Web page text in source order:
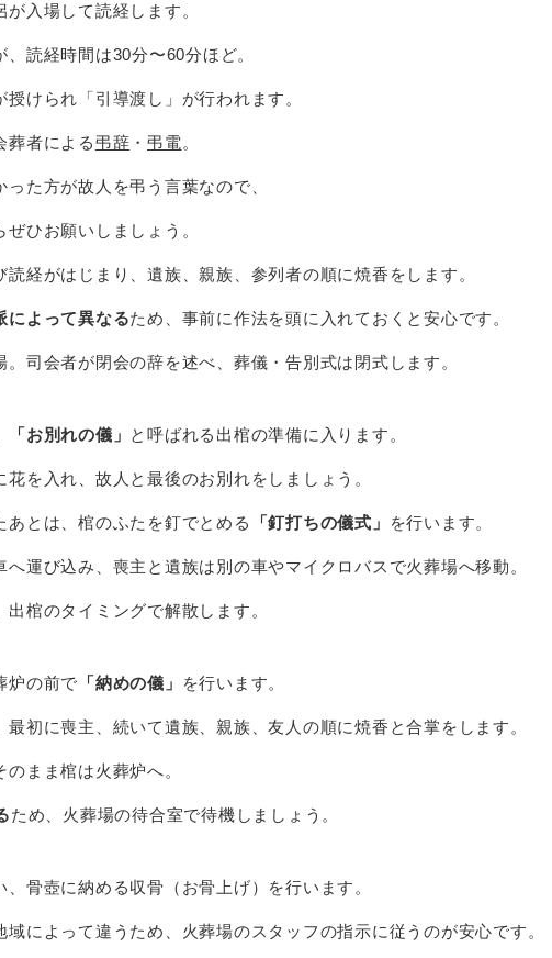
入場して読経します。
読経時間は30分〜60分ほど。
けられ「引導渡し」が行われます。
葬者による弔辞 ・ 弔電 。
た方が故人を弔う言葉なので、
ひお願いしましょう。
経がはじまり、遺族、親族、参列者の順に焼香をします。
によって異なるため、事前に作法を頭に入れておくと安心です。
司会者が閉会の辞を述べ、葬儀・告別式は閉式します。
「お別れの儀」 と呼ばれる出棺の準備に入ります。
を入れ、故人と最後のお別れをしましょう。
とは、棺のふたを釘でとめる 「釘打ちの儀式」 を行います。
運び込み、喪主と遺族は別の車やマイクロバスで火葬場へ移動。
棺のタイミングで解散します。
炉の前で 「納めの儀」 を行います。
初に喪主、続いて遺族、親族、友人の順に焼香と合掌をします。
まま棺は火葬炉へ。
ため、火葬場の待合室で待機しましょう。
、骨壺に納める収骨（お骨上げ） を行います。
によって違うため、火葬場のスタッフの指示に従うのが安心です。